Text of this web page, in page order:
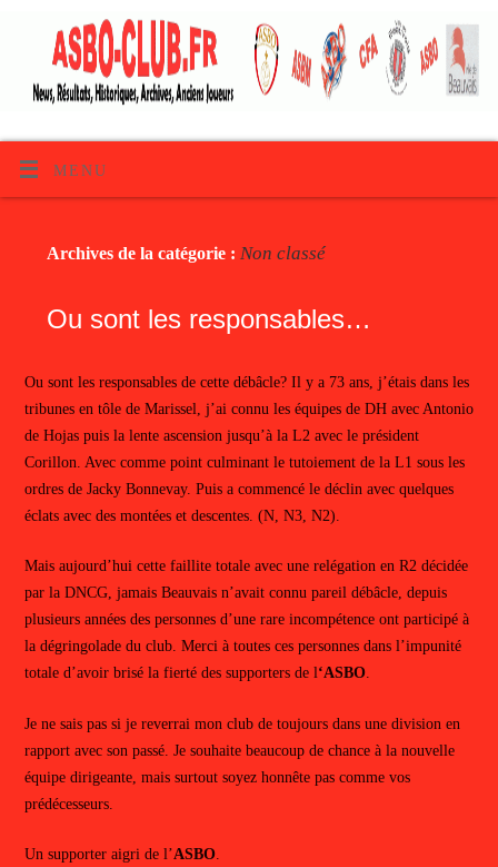
MENU
Archives de la catégorie : Non classé
Ou sont les responsables…
Ou sont les responsables de cette débâcle? Il y a 73 ans, j’étais dans les
tribunes en tôle de Marissel, j’ai connu les équipes de DH avec Antonio
de Hojas puis la lente ascension jusqu’à la L2 avec le président
Corillon. Avec comme point culminant le tutoiement de la L1 sous les
ordres de Jacky Bonnevay. Puis a commencé le déclin avec quelques
éclats avec des montées et descentes. (N, N3, N2).
Mais aujourd’hui cette faillite totale avec une relégation en R2 décidée
par la DNCG, jamais Beauvais n’avait connu pareil débâcle, depuis
plusieurs années des personnes d’une rare incompétence ont participé à
la dégringolade du club. Merci à toutes ces personnes dans l’impunité
totale d’avoir brisé la fierté des supporters de l‘ASBO.
Je ne sais pas si je reverrai mon club de toujours dans une division en
rapport avec son passé. Je souhaite beaucoup de chance à la nouvelle
équipe dirigeante, mais surtout soyez honnête pas comme vos
prédécesseurs.
Un supporter aigri de l’ASBO.